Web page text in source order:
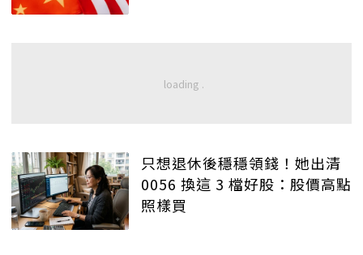
只想退休後穩穩領錢！她出清
0056 換這 3 檔好股：股價高點
照樣買